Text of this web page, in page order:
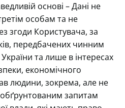
основі – Дані не
особам та не
згоди Користувача, за
передбачених чинним
та лише в інтересах
економічного
людини, зокрема, але не
запитам